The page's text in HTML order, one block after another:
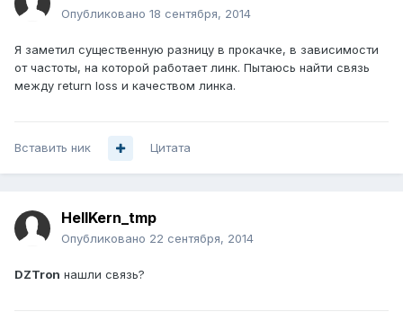
Опубликовано 18 сентября, 2014
Я заметил существенную разницу в прокачке, в зависимости
от частоты, на которой работает линк. Пытаюсь найти связь
между return loss и качеством линка.
Вставить ник Цитата
HellKern_tmp
Опубликовано 22 сентября, 2014
DZTron нашли связь?